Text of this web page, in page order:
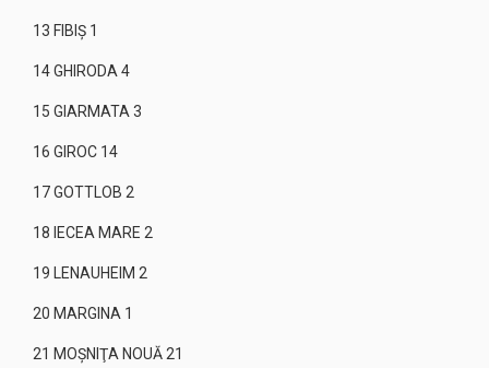
13 FIBIȘ 1
14 GHIRODA 4
15 GIARMATA 3
16 GIROC 14
17 GOTTLOB 2
18 IECEA MARE 2
19 LENAUHEIM 2
20 MARGINA 1
21 MOŞNIŢA NOUĂ 21